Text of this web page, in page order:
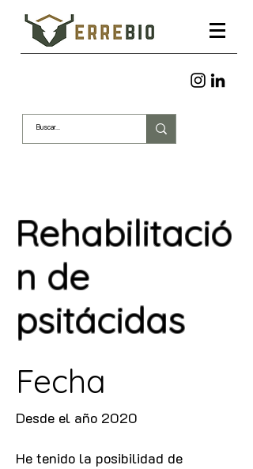
Rehabilitació
n de
psitácidas
Fecha
Desde el año 2020
He tenido la posibilidad de